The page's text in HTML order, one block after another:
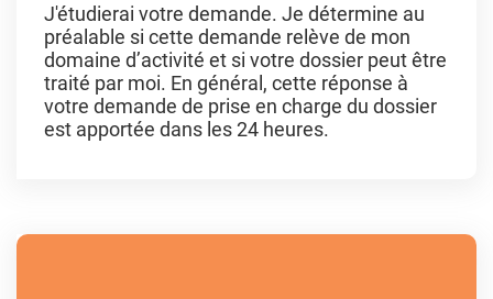
J'étudierai votre demande. Je détermine au
préalable si cette demande relève de mon
domaine d’activité et si votre dossier peut être
traité par moi. En général, cette réponse à
votre demande de prise en charge du dossier
est apportée dans les 24 heures.